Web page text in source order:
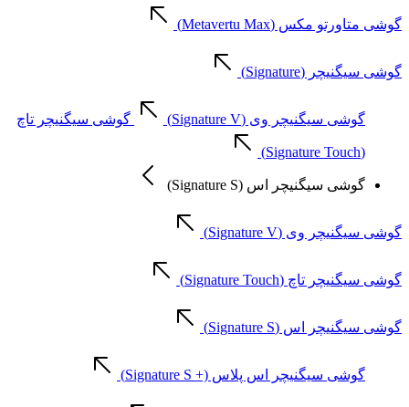
گوشی متاورتو مکس (Metavertu Max)
گوشی سیگنیچر (Signature)
گوشی سیگنیچر وی (Signature V) گوشی سیگنیچر تاچ
(Signature Touch)
گوشی سیگنیچر اس (Signature S)
گوشی سیگنیچر وی (Signature V)
گوشی سیگنیچر تاچ (Signature Touch)
گوشی سیگنیچر اس (Signature S)
گوشی سیگنیچر اس پلاس (+ Signature S)